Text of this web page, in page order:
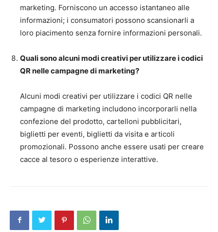
marketing. Forniscono un accesso istantaneo alle
informazioni; i consumatori possono scansionarli a
loro piacimento senza fornire informazioni personali.
Quali sono alcuni modi creativi per utilizzare i codici
QR nelle campagne di marketing?
Alcuni modi creativi per utilizzare i codici QR nelle
campagne di marketing includono incorporarli nella
confezione del prodotto, cartelloni pubblicitari,
biglietti per eventi, biglietti da visita e articoli
promozionali. Possono anche essere usati per creare
cacce al tesoro o esperienze interattive.